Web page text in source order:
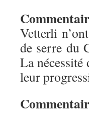
Vetterli
de serre du
La
leur